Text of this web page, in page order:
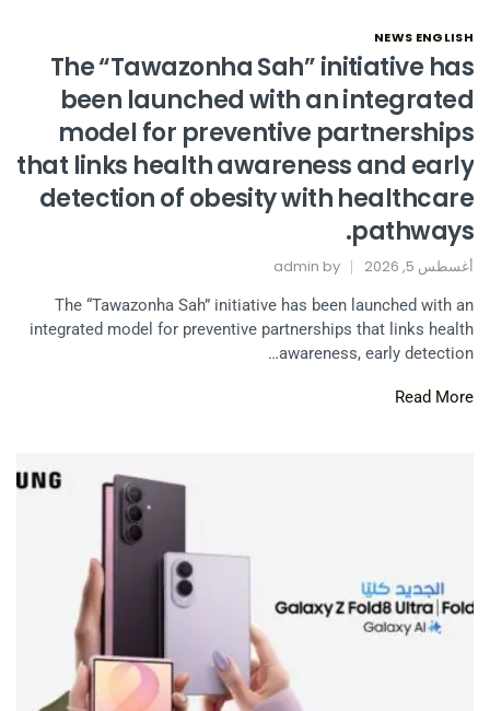
NEWS ENGLISH
The “Tawazonha Sah” initiative has
been launched with an integrated
model for preventive partnerships
that links health awareness and early
detection of obesity with healthcare
pathways.
أغسطس 5, 2026 admin
The “Tawazonha Sah” initiative has been launched with an
integrated model for preventive partnerships that links health
awareness, early detection…
Read More